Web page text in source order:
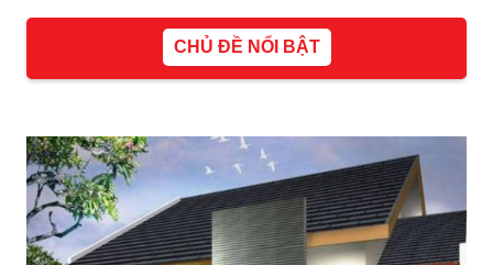
CHỦ ĐỀ NỔI BẬT